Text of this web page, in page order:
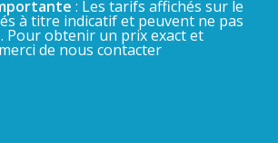
: Les tarifs affichés sur le
à titre indicatif et peuvent ne pas
Pour obtenir un prix exact et
de nous contacter